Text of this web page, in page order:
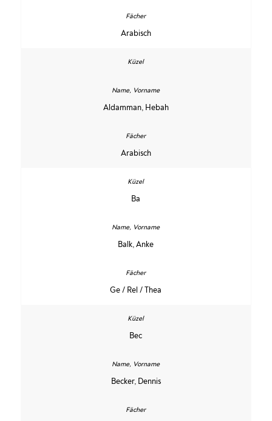
Arabisch
Aldamman, Hebah
Arabisch
Ba
Balk, Anke
Ge / Rel / Thea
Bec
Becker, Dennis